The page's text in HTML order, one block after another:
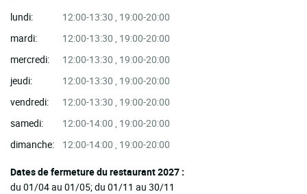
lundi:
12:00-13:30 , 19:00-20:00
mardi:
12:00-13:30 , 19:00-20:00
mercredi:
12:00-13:30 , 19:00-20:00
jeudi:
12:00-13:30 , 19:00-20:00
vendredi:
12:00-13:30 , 19:00-20:00
samedi:
12:00-14:00 , 19:00-20:00
dimanche:
12:00-14:00 , 19:00-20:00
Dates de fermeture du restaurant 2027 :
du 01/04 au 01/05; du 01/11 au 30/11